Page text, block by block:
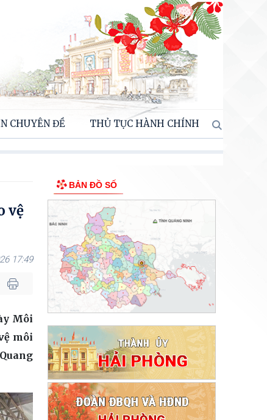
CHUYÊN ĐỀ THỦ TỤC HÀNH CHÍNH
vệ
17:49
Môi
môi
BẢN ĐỒ SỐ